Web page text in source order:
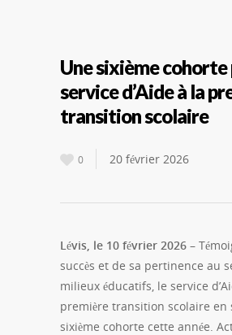
Une sixième cohorte
service d’Aide à la
transition scolaire
0 20 février 2026
Lévis, le 10 février 2026 –
succès et de sa pertinence au
milieux éducatifs, le service
première transition scolaire en
sixième cohorte cette année.